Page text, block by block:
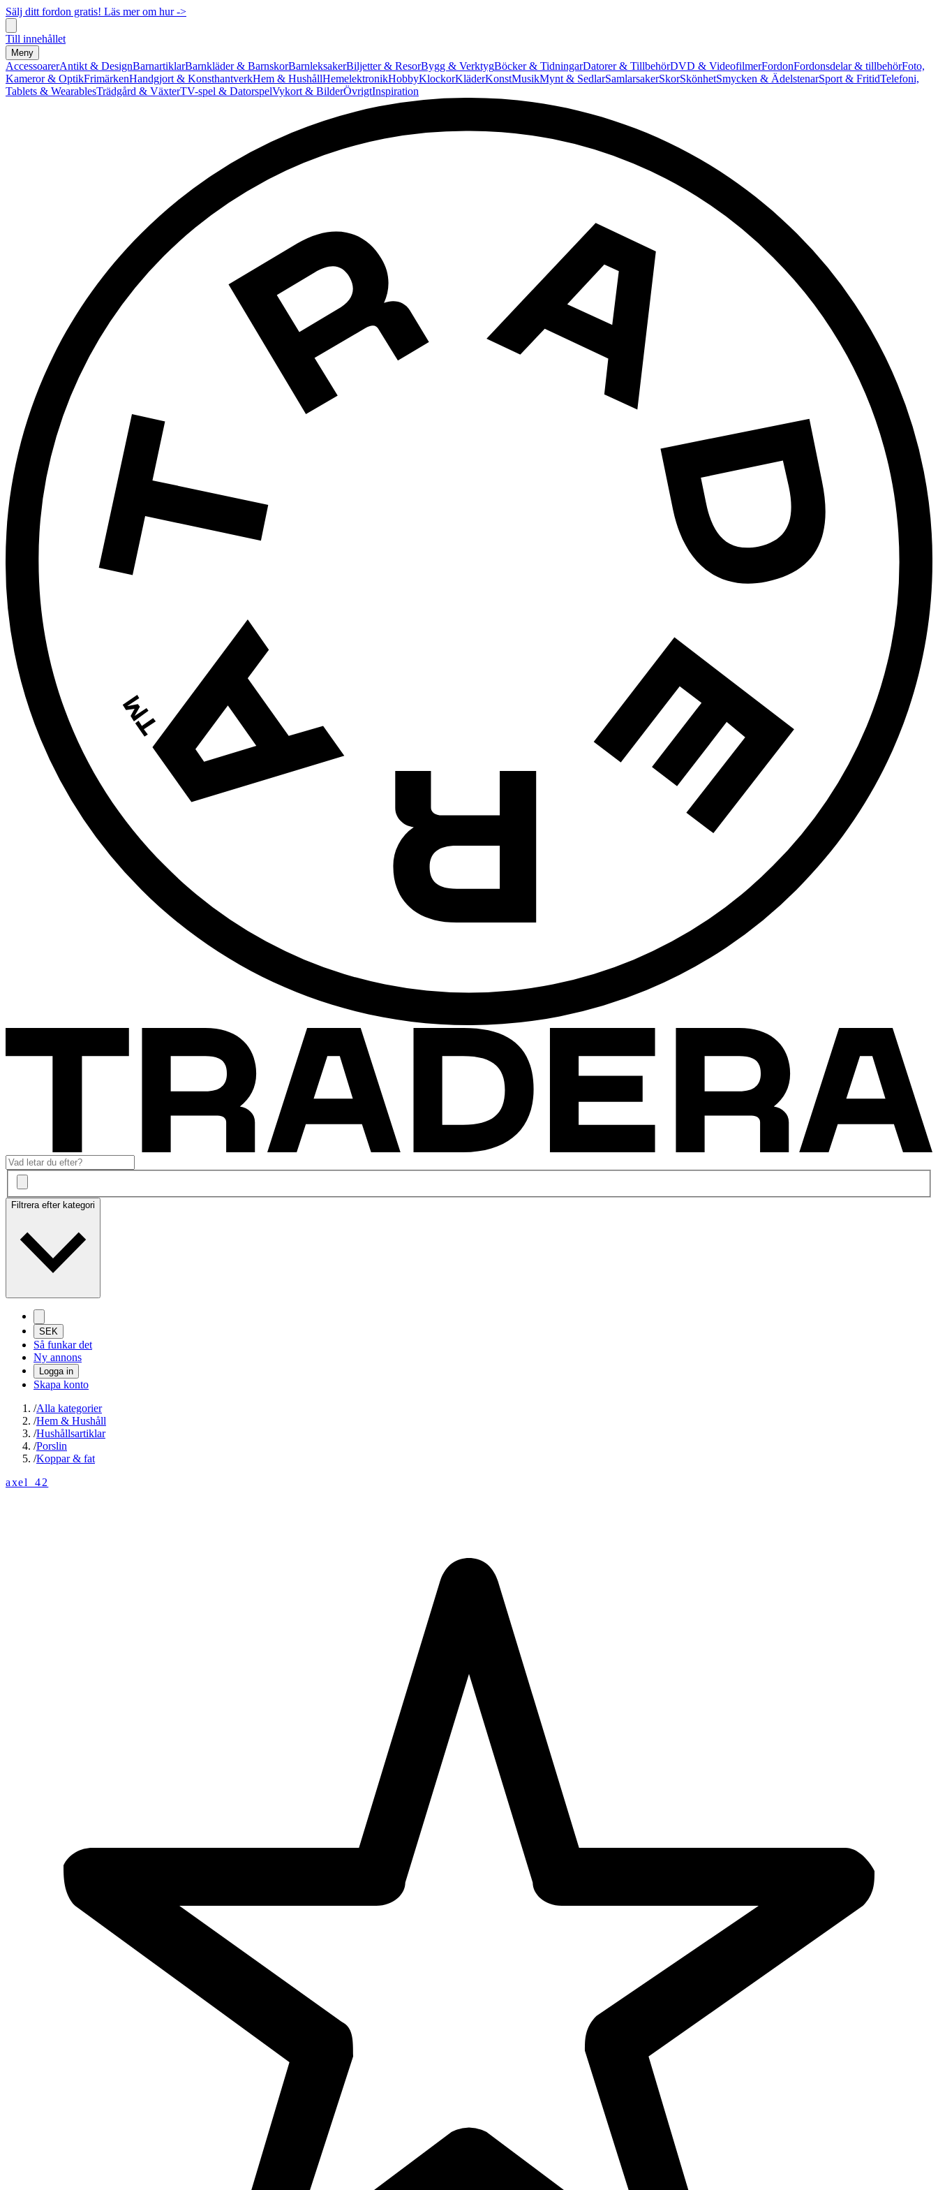
Sälj ditt fordon gratis! Läs mer om hur ->
Till innehållet
Meny
AccessoarerAntikt & DesignBarnartiklarBarnkläder & BarnskorBarnleksakerBiljetter & ResorBygg & VerktygBöcker & TidningarDatorer & TillbehörDVD & VideofilmerFordonFordonsdelar & tillbehörFoto,
Kameror & OptikFrimärkenHandgjort & KonsthantverkHem & HushållHemelektronikHobbyKlockorKläderKonstMusikMynt & SedlarSamlarsakerSkorSkönhetSmycken & ÄdelstenarSport & FritidTelefoni,
Tablets & WearablesTrädgård & VäxterTV-spel & DatorspelVykort & BilderÖvrigtInspiration
Filtrera efter kategori
SEK
Så funkar det
Ny annons
Logga in
Skapa konto
/Alla kategorier
/Hem & Hushåll
/Hushållsartiklar
/Porslin
/Koppar & fat
axel_42